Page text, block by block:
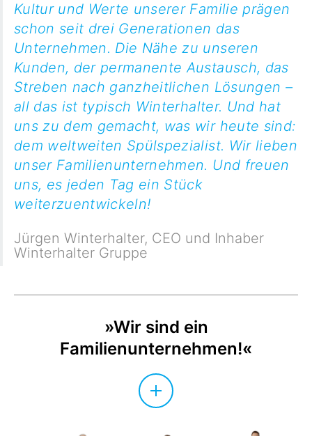
Kultur und Werte unserer Familie prägen
schon seit drei Generationen das
Unternehmen. Die Nähe zu unseren
Kunden, der permanente Austausch, das
Streben nach ganzheitlichen Lösungen –
all das ist typisch Winterhalter. Und hat
uns zu dem gemacht, was wir heute sind:
dem weltweiten Spülspezialist. Wir lieben
unser Familienunternehmen. Und freuen
uns, es jeden Tag ein Stück
weiterzuentwickeln!
Jürgen Winterhalter, CEO und Inhaber
Winterhalter Gruppe
»Wir sind ein
Familienunternehmen!«